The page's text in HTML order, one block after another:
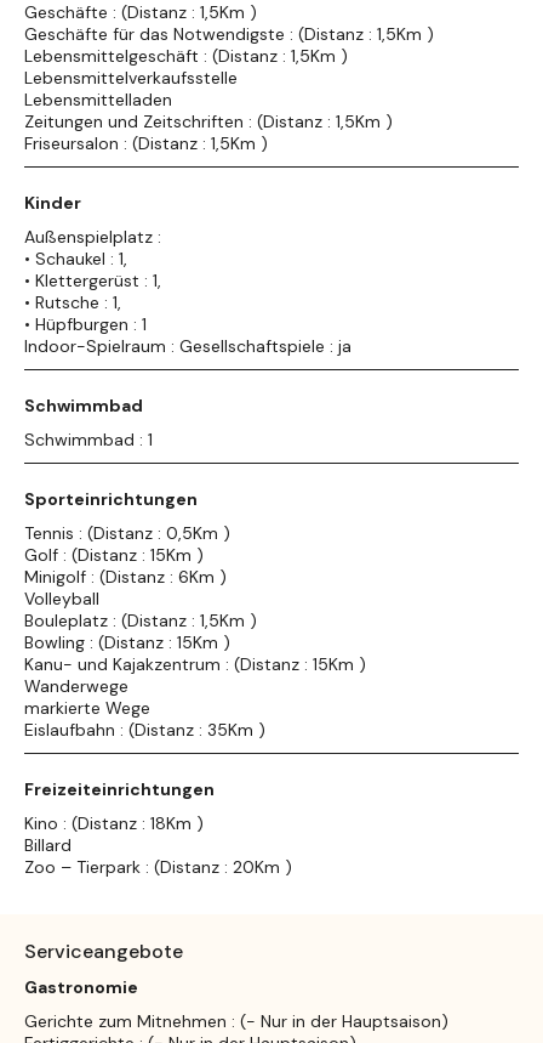
Geschäfte : (Distanz : 1,5Km )
Geschäfte für das Notwendigste : (Distanz : 1,5Km )
Lebensmittelgeschäft : (Distanz : 1,5Km )
Lebensmittelverkaufsstelle
Lebensmittelladen
Zeitungen und Zeitschriften : (Distanz : 1,5Km )
Friseursalon : (Distanz : 1,5Km )
Kinder
Außenspielplatz :
• Schaukel : 1,
• Klettergerüst : 1,
• Rutsche : 1,
• Hüpfburgen : 1
Indoor-Spielraum : Gesellschaftspiele : ja
Schwimmbad
Schwimmbad : 1
Sporteinrichtungen
Tennis : (Distanz : 0,5Km )
Golf : (Distanz : 15Km )
Minigolf : (Distanz : 6Km )
Volleyball
Bouleplatz : (Distanz : 1,5Km )
Bowling : (Distanz : 15Km )
Kanu- und Kajakzentrum : (Distanz : 15Km )
Wanderwege
markierte Wege
Eislaufbahn : (Distanz : 35Km )
Freizeiteinrichtungen
Kino : (Distanz : 18Km )
Billard
Zoo – Tierpark : (Distanz : 20Km )
Serviceangebote
Gastronomie
Gerichte zum Mitnehmen : (- Nur in der Hauptsaison)